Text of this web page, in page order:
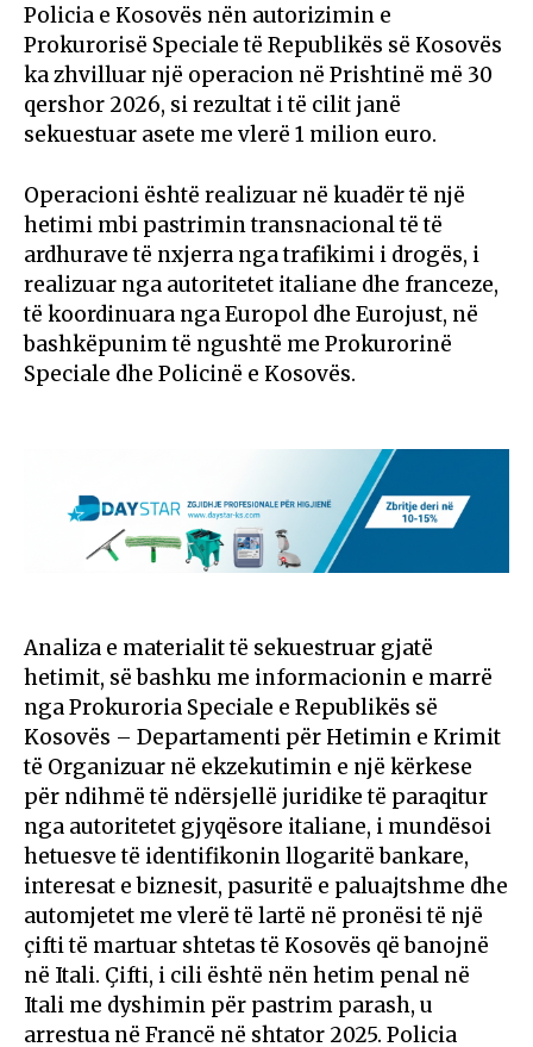
Policia e Kosovës nën autorizimin e
Prokurorisë Speciale të Republikës së Kosovës
ka zhvilluar një operacion në Prishtinë më 30
qershor 2026, si rezultat i të cilit janë
sekuestuar asete me vlerë 1 milion euro.
Operacioni është realizuar në kuadër të një
hetimi mbi pastrimin transnacional të të
ardhurave të nxjerra nga trafikimi i drogës, i
realizuar nga autoritetet italiane dhe franceze,
të koordinuara nga Europol dhe Eurojust, në
bashkëpunim të ngushtë me Prokurorinë
Speciale dhe Policinë e Kosovës.
Analiza e materialit të sekuestruar gjatë
hetimit, së bashku me informacionin e marrë
nga Prokuroria Speciale e Republikës së
Kosovës – Departamenti për Hetimin e Krimit
të Organizuar në ekzekutimin e një kërkese
për ndihmë të ndërsjellë juridike të paraqitur
nga autoritetet gjyqësore italiane, i mundësoi
hetuesve të identifikonin llogaritë bankare,
interesat e biznesit, pasuritë e paluajtshme dhe
automjetet me vlerë të lartë në pronësi të një
çifti të martuar shtetas të Kosovës që banojnë
në Itali. Çifti, i cili është nën hetim penal në
Itali me dyshimin për pastrim parash, u
arrestua në Francë në shtator 2025. Policia